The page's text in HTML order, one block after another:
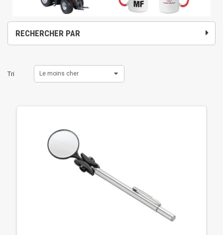
RECHERCHER PAR
Tri Le moins cher